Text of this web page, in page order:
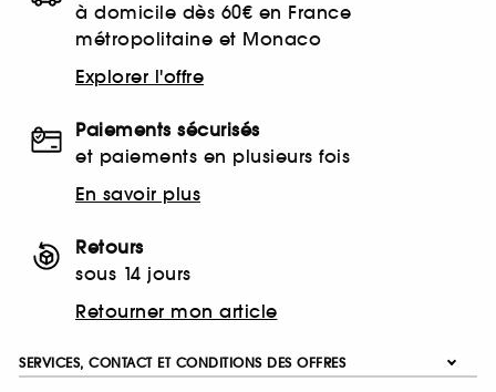
à domicile dès 60€ en France
métropolitaine et Monaco
Explorer l'offre
Paiements sécurisés
et paiements en plusieurs fois
En savoir plus
Retours
sous 14 jours
Retourner mon article
SERVICES, CONTACT ET CONDITIONS DES OFFRES